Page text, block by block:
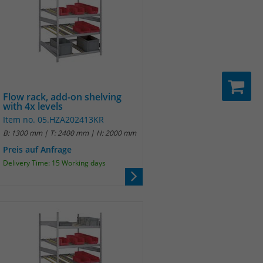
Flow rack, add-on shelving
with 4x levels
Item no. 05.HZA202413KR
B: 1300 mm | T: 2400 mm | H: 2000 mm
Preis auf Anfrage
Delivery Time: 15 Working days